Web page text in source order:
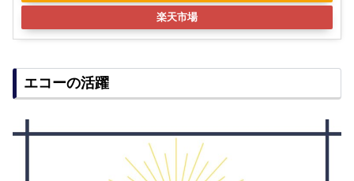
楽天市場
エコーの活躍